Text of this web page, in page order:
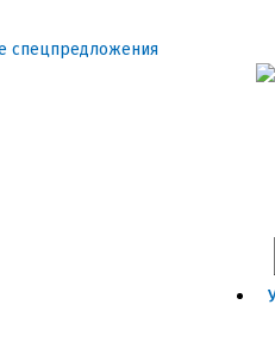
спецпредложения